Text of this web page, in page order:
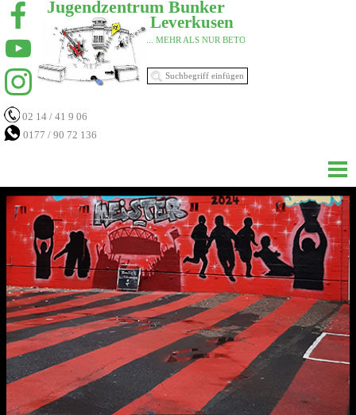
Jugendzentrum Bunker
... MEHR ALS NUR BETON
02 14 / 41 9 06
0177 / 90 72 136
Leverkusen